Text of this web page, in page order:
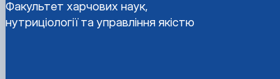
Факультет харчових наук,
нутриціології та управління якістю